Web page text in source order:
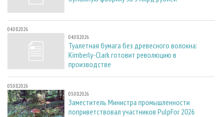
04.08.2026
04.08.2026
Туалетная бумага без древесного волокна:
Kimberly-Clark готовит революцию в
производстве
03.08.2026
03.08.2026
Заместитель Министра промышленности
поприветствовал участников PulpFor 2026